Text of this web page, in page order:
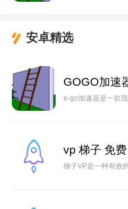
安卓精选
GOGO加速
e-go加速器是一款
vp 梯子 免
梯子VP是一种有效